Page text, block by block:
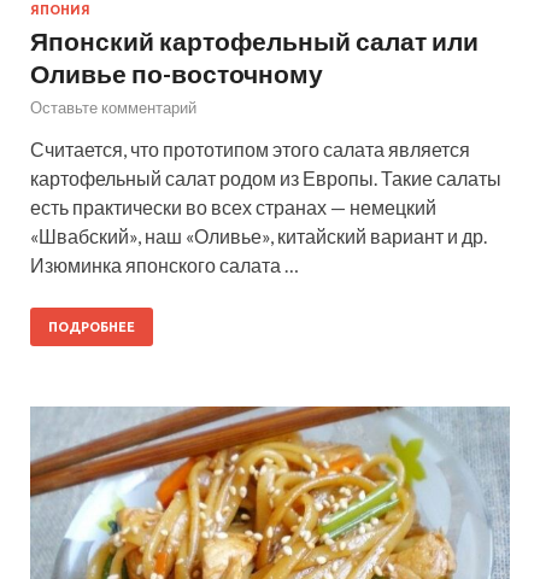
ЯПОНИЯ
Японский картофельный салат или
Оливье по-восточному
Оставьте комментарий
Считается, что прототипом этого салата является
картофельный салат родом из Европы. Такие салаты
есть практически во всех странах — немецкий
«Швабский», наш «Оливье», китайский вариант и др.
Изюминка японского салата …
ПОДРОБНЕЕ